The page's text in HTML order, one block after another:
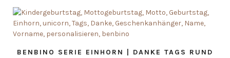
BENBINO SERIE EINHORN | DANKE TAGS RUND